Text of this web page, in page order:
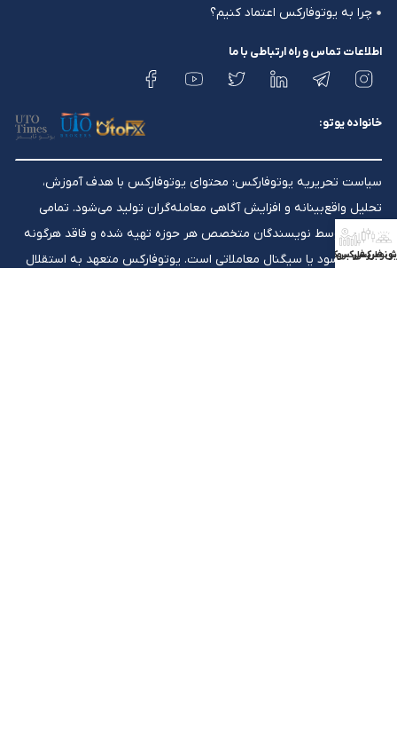
چرا به یوتوفارکس اعتماد کنیم؟
اطلاعات تماس و راه ارتباطی با ما
خانواده یوتو:
سیاست تحریریه یوتوفارکس: محتوای یوتوفارکس با هدف آموزش،
تحلیل واقع‌بینانه و افزایش آگاهی معامله‌گران تولید می‌شود. تمامی
مقالات توسط نویسندگان متخصص هر حوزه تهیه شده و فاقد هرگونه
تضمین سود یا سیگنال معاملاتی است. یوتوفارکس متعهد به استقلال
فارکس
بونوس فارکس
بررسی بروکرها